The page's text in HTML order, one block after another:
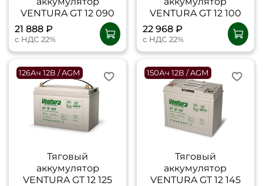
VENTURA GT 12 090
21 888 ₽
с НДС 22%
VENTURA GT 12 100
22 968 ₽
с НДС 22%
126Ач 12В / AGM
Тяговый
аккумулятор
VENTURA GT 12 125
150Ач 12В / AGM
Тяговый
аккумулятор
VENTURA GT 12 145